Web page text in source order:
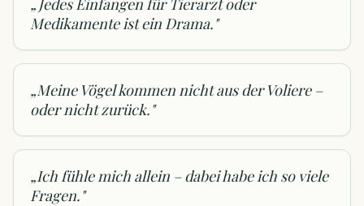
„ Jedes Einfangen für Tierarzt oder
Medikamente ist ein Drama."
„Meine Vögel kommen nicht aus der Voliere –
oder nicht zurück."
„Ich fühle mich allein – dabei habe ich so viele
Fragen."